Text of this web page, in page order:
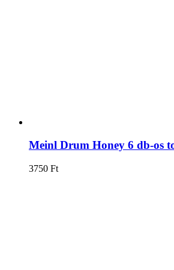
Meinl Drum Honey 6 db-os
3750 Ft